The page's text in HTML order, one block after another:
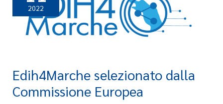
2022
Edih4Marche selezionato dalla
Commissione Europea
Edih4Marche
selezionato
dalla